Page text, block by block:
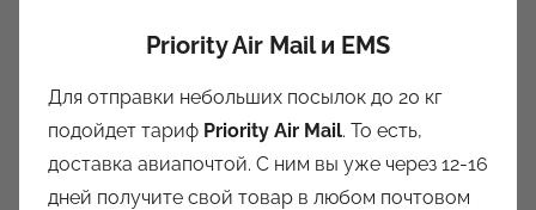
Priority Air Mailи EMS
Для отправки небольших посылок до 20 кг
подойдет тариф Priority Air Mail. То есть,
доставка авиапочтой. С ним вы уже через 12-16
дней получите свой товар в любом почтовом